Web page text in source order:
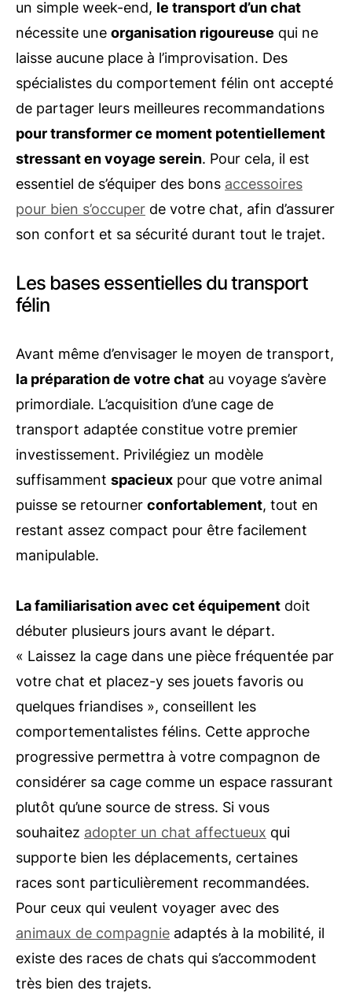
un simple week-end, le transport d’un chat
nécessite une organisation rigoureuse qui ne
laisse aucune place à l’improvisation. Des
spécialistes du comportement félin ont accepté
de partager leurs meilleures recommandations
pour transformer ce moment potentiellement
stressant en voyage serein. Pour cela, il est
essentiel de s’équiper des bons accessoires
pour bien s’occuper de votre chat, afin d’assurer
son confort et sa sécurité durant tout le trajet.
Les bases essentielles du transport
félin
Avant même d’envisager le moyen de transport,
la préparation de votre chat au voyage s’avère
primordiale. L’acquisition d’une cage de
transport adaptée constitue votre premier
investissement. Privilégiez un modèle
suffisamment spacieux pour que votre animal
puisse se retourner confortablement, tout en
restant assez compact pour être facilement
manipulable.
La familiarisation avec cet équipement doit
débuter plusieurs jours avant le départ.
« Laissez la cage dans une pièce fréquentée par
votre chat et placez-y ses jouets favoris ou
quelques friandises », conseillent les
comportementalistes félins. Cette approche
progressive permettra à votre compagnon de
considérer sa cage comme un espace rassurant
plutôt qu’une source de stress. Si vous
souhaitez adopter un chat affectueux qui
supporte bien les déplacements, certaines
races sont particulièrement recommandées.
Pour ceux qui veulent voyager avec des
animaux de compagnie adaptés à la mobilité, il
existe des races de chats qui s’accommodent
très bien des trajets.